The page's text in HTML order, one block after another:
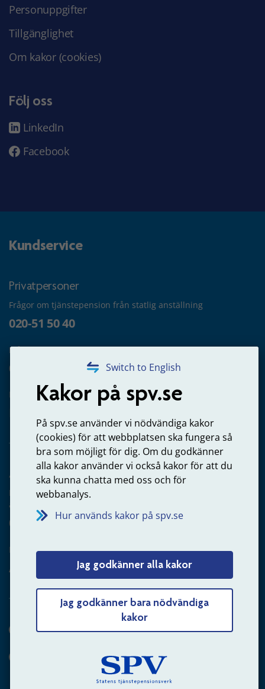
Switch to English
Kakor på spv.se
På spv.se använder vi nödvändiga kakor
(cookies) för att webbplatsen ska fungera så
bra som möjligt för dig. Om du godkänner
alla kakor använder vi också kakor för att du
ska kunna chatta med oss och för
webbanalys.
Hur används kakor på spv.se
Jag godkänner alla kakor
Jag godkänner bara nödvändiga
kakor
Personuppgifter
Tillgänglighet
Om kakor (cookies)
Följ oss
LinkedIn
Facebook
Kundservice
Privatpersoner
Frågor om tjänstepension från statlig anställning
020-51 50 40
Frågor om utbetalning
020-65 00 65
Kontakta oss
Arbetsgivare
Frågor om administration av tjänstepension från statlig
anställning
060-18 75 03
Kontakta oss
Arbetsgivare – skicka mejl till oss
Hitta svaret på din fråga
Andra sätt att kontakta oss